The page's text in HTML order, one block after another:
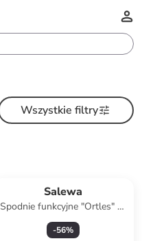
Wszystkie filtry
Salewa
Spodnie funkcyjne "Ortles" w
kolorze niebieskim
-56%